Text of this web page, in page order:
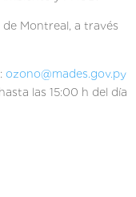
Montreal, a través
ozono@mades.gov.py
las 15:00 h del día